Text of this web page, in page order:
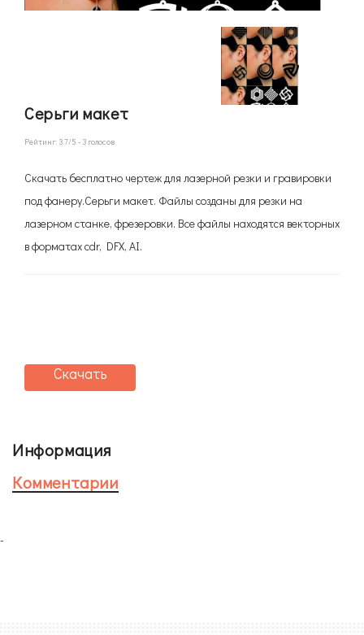
Серьги макет
Рейтинг: 3.7/5 - 3 голосов
Скачать бесплатно чертеж для лазерной резки и гравировки
под фанеру.Серьги макет. Файлы созданы для резки на
лазерном станке, фрезеровки. Все файлы находятся векторных
в форматах cdr, DFX, AI.
Скачать
Информация
Комментарии
-